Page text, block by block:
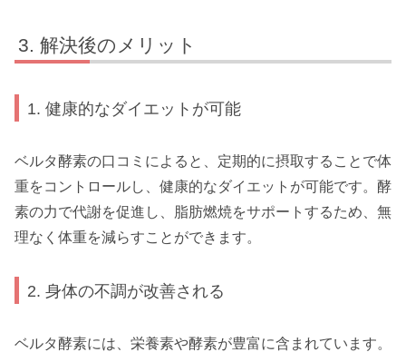
解決後のメリット
1. 健康的なダイエットが可能
ベルタ酵素の口コミによると、定期的に摂取することで体
重をコントロールし、健康的なダイエットが可能です。酵
素の力で代謝を促進し、脂肪燃焼をサポートするため、無
理なく体重を減らすことができます。
2. 身体の不調が改善される
ベルタ酵素には、栄養素や酵素が豊富に含まれています。